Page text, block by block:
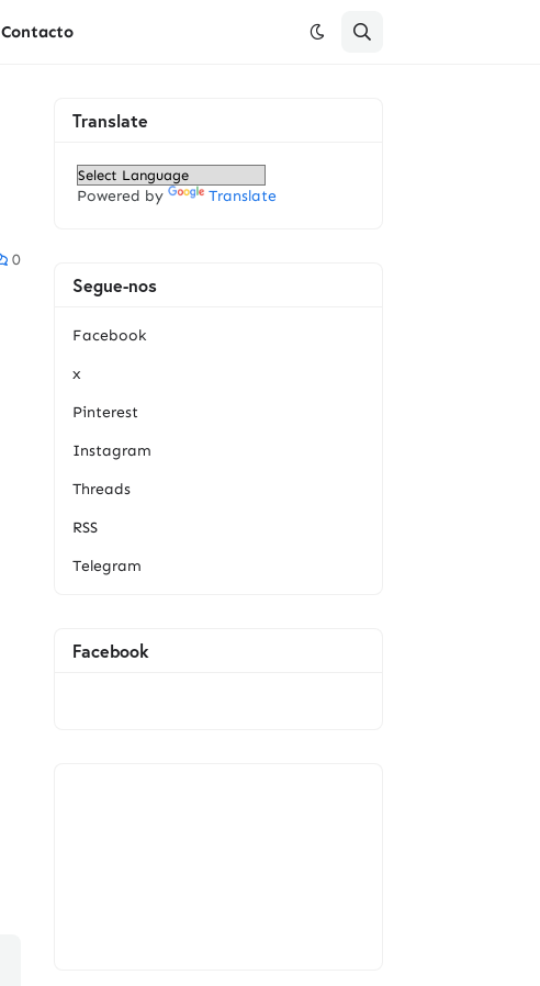
Contacto
0
Translate
Powered by Translate
Segue-nos
Facebook
x
Pinterest
Instagram
Threads
RSS
Telegram
Facebook